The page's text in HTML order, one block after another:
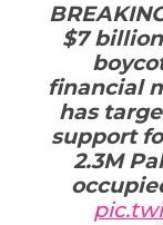
$7
financial
has
support
2.3M